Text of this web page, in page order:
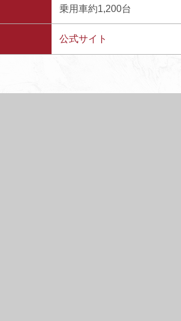
乗用車約1,200台
公式サイト